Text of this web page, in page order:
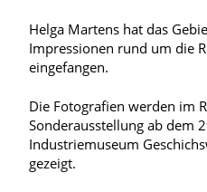
Helga Martens hat das
Impressionen rund um die
eingefangen.
Die Fotografien werden im
Sonderausstellung ab dem
Industriemuseum
gezeigt.